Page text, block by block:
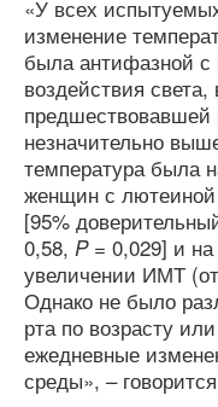
«У всех
изменение
была антифазной с
воздействия
незначительно
температура была
женщин с
[95%
0,58, P= 0,029] и
увеличении ИМТ
Однако не было
рта по возрасту
ежедневные
среды», –